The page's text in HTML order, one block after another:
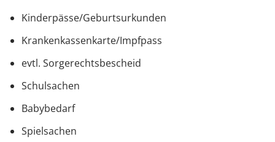
Kinderpässe/Geburtsurkunden
Krankenkassenkarte/Impfpass
evtl. Sorgerechtsbescheid
Schulsachen
Babybedarf
Spielsachen